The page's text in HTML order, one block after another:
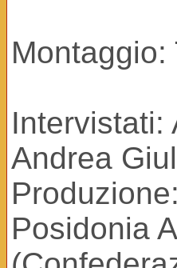
Montaggio:
Intervistati:
Andrea
Posidonia